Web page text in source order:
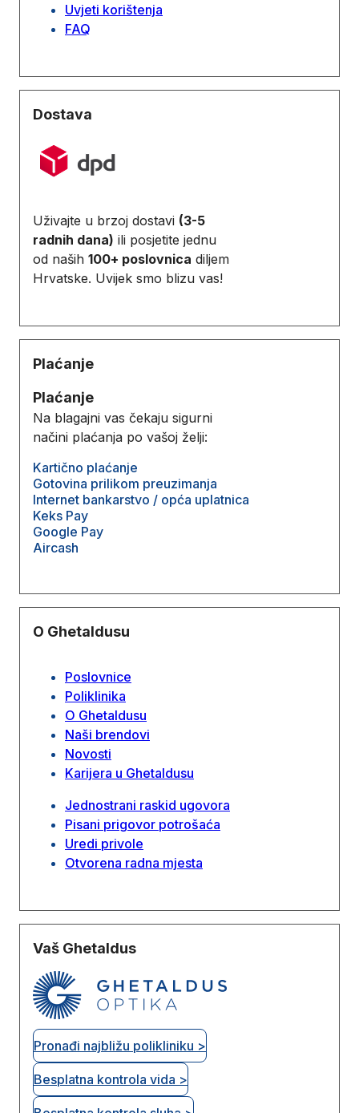
Uvjeti korištenja
FAQ
Dostava
Uživajte u brzoj dostavi (3-5
radnih dana) ili posjetite jednu
od naših 100+ poslovnica diljem
Hrvatske. Uvijek smo blizu vas!
Plaćanje
Plaćanje
Na blagajni vas čekaju sigurni
načini plaćanja po vašoj želji:
Kartično plaćanje
Gotovina prilikom preuzimanja
Internet bankarstvo / opća uplatnica
Keks Pay
Google Pay
Aircash
O Ghetaldusu
Poslovnice
Poliklinika
O Ghetaldusu
Naši brendovi
Novosti
Karijera u Ghetaldusu
Jednostrani raskid ugovora
Pisani prigovor potrošaća
Uredi privole
Otvorena radna mjesta
Vaš Ghetaldus
Pronađi najbližu polikliniku >
Besplatna kontrola vida >